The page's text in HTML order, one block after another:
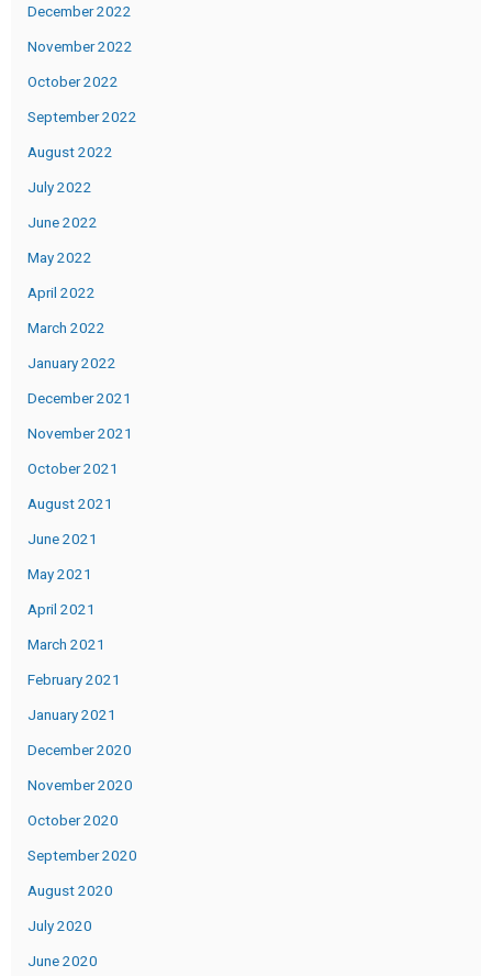
December 2022
November 2022
October 2022
September 2022
August 2022
July 2022
June 2022
May 2022
April 2022
March 2022
January 2022
December 2021
November 2021
October 2021
August 2021
June 2021
May 2021
April 2021
March 2021
February 2021
January 2021
December 2020
November 2020
October 2020
September 2020
August 2020
July 2020
June 2020